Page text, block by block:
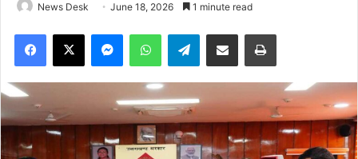
News Desk June 18, 2026 1 minute read
Facebook
X MessengerWhatsAppTelegramShare via Email Print